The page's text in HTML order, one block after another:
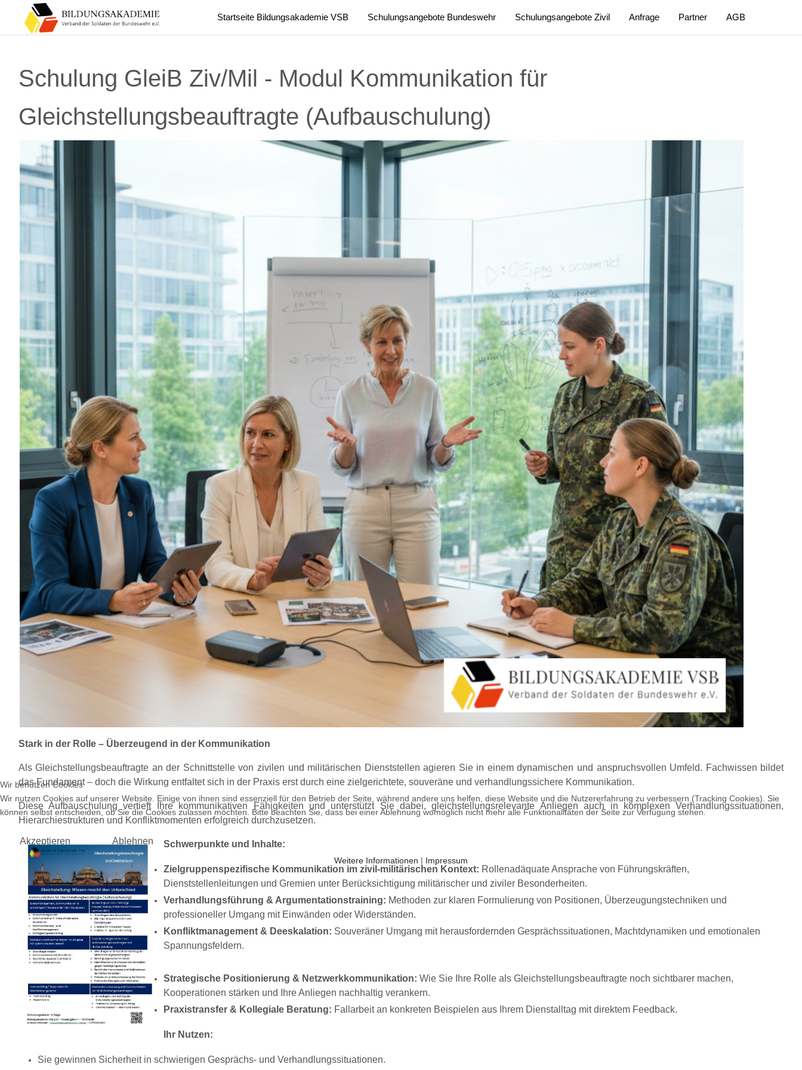
Startseite Bildungsakademie VSB Schulungsangebote Bundeswehr Schulungsangebote Zivil Anfrage Partner AGB
Schulung GleiB Ziv/Mil - Modul Kommunikation für
Gleichstellungsbeauftragte (Aufbauschulung)
Stark in der Rolle – Überzeugend in der Kommunikation
Als Gleichstellungsbeauftragte an der Schnittstelle von zivilen und militärischen Dienststellen agieren Sie in einem dynamischen und anspruchsvollen Umfeld. Fachwissen bildet
das Fundament – doch die Wirkung entfaltet sich in der Praxis erst durch eine zielgerichtete, souveräne und verhandlungssichere Kommunikation.
Diese Aufbauschulung vertieft Ihre kommunikativen Fähigkeiten und unterstützt Sie dabei, gleichstellungsrelevante Anliegen auch in komplexen Verhandlungssituationen,
Hierarchiestrukturen und Konfliktmomenten erfolgreich durchzusetzen.
Schwerpunkte und Inhalte:
Zielgruppenspezifische Kommunikation im zivil-militärischen Kontext: Rollenadäquate Ansprache von Führungskräften,
Dienststellenleitungen und Gremien unter Berücksichtigung militärischer und ziviler Besonderheiten.
Verhandlungsführung & Argumentationstraining: Methoden zur klaren Formulierung von Positionen, Überzeugungstechniken und
professioneller Umgang mit Einwänden oder Widerständen.
Konfliktmanagement & Deeskalation: Souveräner Umgang mit herausfordernden Gesprächssituationen, Machtdynamiken und emotionalen
Spannungsfeldern.
Strategische Positionierung & Netzwerkkommunikation: Wie Sie Ihre Rolle als Gleichstellungsbeauftragte noch sichtbarer machen,
Kooperationen stärken und Ihre Anliegen nachhaltig verankern.
Praxistransfer & Kollegiale Beratung: Fallarbeit an konkreten Beispielen aus Ihrem Dienstalltag mit direktem Feedback.
Ihr Nutzen:
Sie gewinnen Sicherheit in schwierigen Gesprächs- und Verhandlungssituationen.
Wir benutzen Cookies
Wir nutzen Cookies auf unserer Website. Einige von ihnen sind essenziell für den Betrieb der Seite, während andere uns helfen, diese Website und die Nutzererfahrung zu verbessern (Tracking Cookies). Sie
können selbst entscheiden, ob Sie die Cookies zulassen möchten. Bitte beachten Sie, dass bei einer Ablehnung womöglich nicht mehr alle Funktionalitäten der Seite zur Verfügung stehen.
Akzeptieren Ablehnen
Weitere Informationen | Impressum